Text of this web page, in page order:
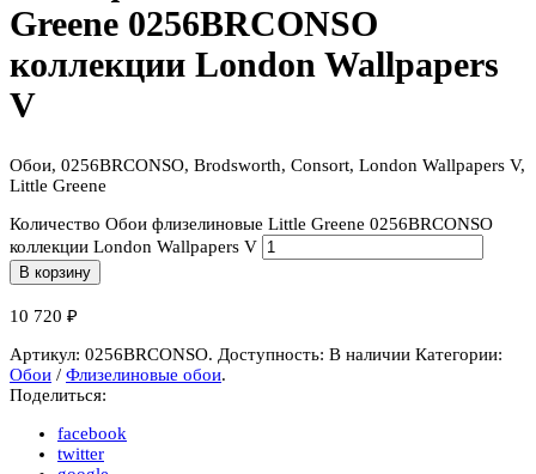
Greene 0256BRCONSO
коллекции London Wallpapers
V
Обои, 0256BRCONSO, Brodsworth, Consort, London Wallpapers V,
Little Greene
Количество Обои флизелиновые Little Greene 0256BRCONSO
коллекции London Wallpapers V
В корзину
10 720 ₽
Артикул: 0256BRCONSO. Доступность: В наличии Категории:
Обои / Флизелиновые обои.
Поделиться:
facebook
twitter